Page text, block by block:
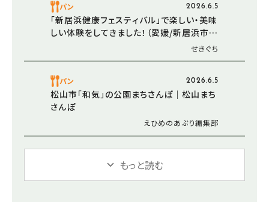
パン 2026.6.5
「新居浜健康フェスティバル」で楽しい・美味
しい体験をしてきました！（愛媛/新居浜市・
せきぐち
パン 2026.6.5
松山市「和気」の公園まちさんぽ｜松山まち
さんぽ
えひめのあぷり編集部
もっと読む